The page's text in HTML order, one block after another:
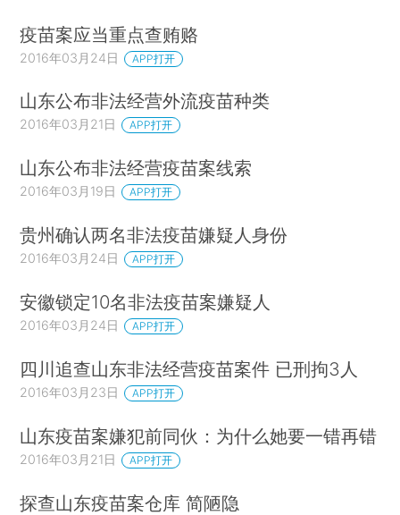
疫苗案应当重点查贿赂
2016年03月24日 APP打开
山东公布非法经营外流疫苗种类
2016年03月21日 APP打开
山东公布非法经营疫苗案线索
2016年03月19日 APP打开
贵州确认两名非法疫苗嫌疑人身份
2016年03月24日 APP打开
安徽锁定10名非法疫苗案嫌疑人
2016年03月24日 APP打开
四川追查山东非法经营疫苗案件 已刑拘3人
2016年03月23日 APP打开
山东疫苗案嫌犯前同伙：为什么她要一错再错
2016年03月21日 APP打开
探查山东疫苗案仓库 简陋隐